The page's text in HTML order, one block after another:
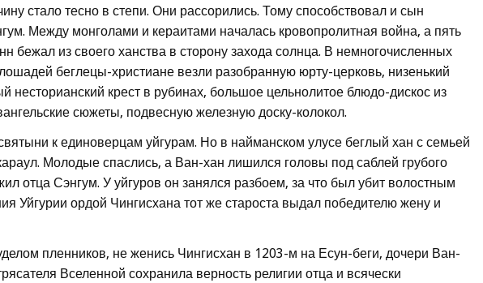
стало тесно в степи. Они рассорились. Тому способствовал и сын
Между монголами и кераитами началась кровопролитная война, а пять
бежал из своего ханства в сторону захода солнца. В немногочисленных
беглецы-христиане везли разобранную юрту-церковь, низенький
несторианский крест в рубинах, большое цельнолитое блюдо-дискос из
сюжеты, подвесную железную доску-колокол.
к единоверцам уйгурам. Но в найманском улусе беглый хан с семьей
Молодые спаслись, а Ван-хан лишился головы под саблей грубого
отца Сэнгум. У уйгуров он занялся разбоем, за что был убит волостным
Уйгурии ордой Чингисхана тот же староста выдал победителю жену и
пленников, не женись Чингисхан в 1203-м на Есун-беги, дочери Ван-
Вселенной сохранила верность религии отца и всячески